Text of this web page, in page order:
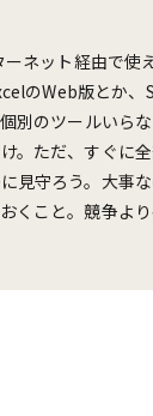
ーネット経由で使
のWeb版とか、
別のツールいら
。ただ、すぐに
見守ろう。大事
くこと。競争よ